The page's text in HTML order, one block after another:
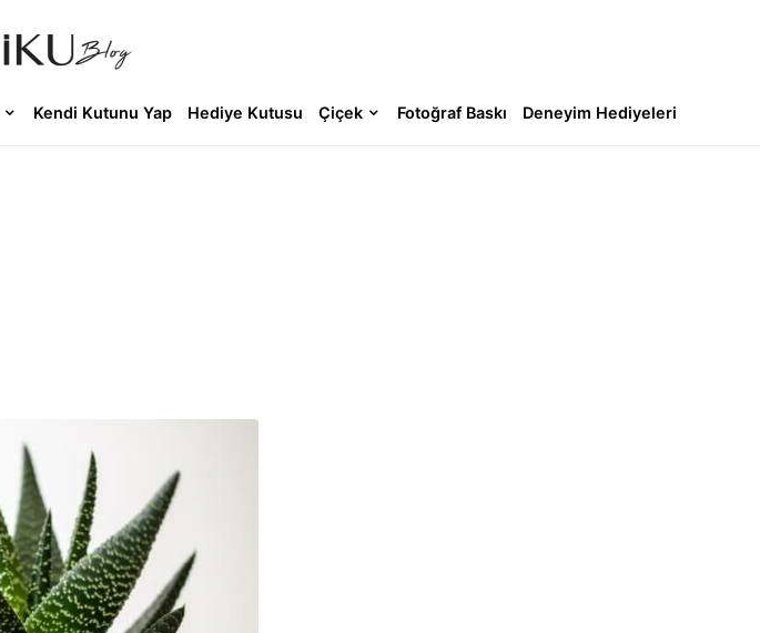
Kendi Kutunu Yap Hediye Kutusu Çiçek Fotoğraf Baskı Deneyim Hediyeleri